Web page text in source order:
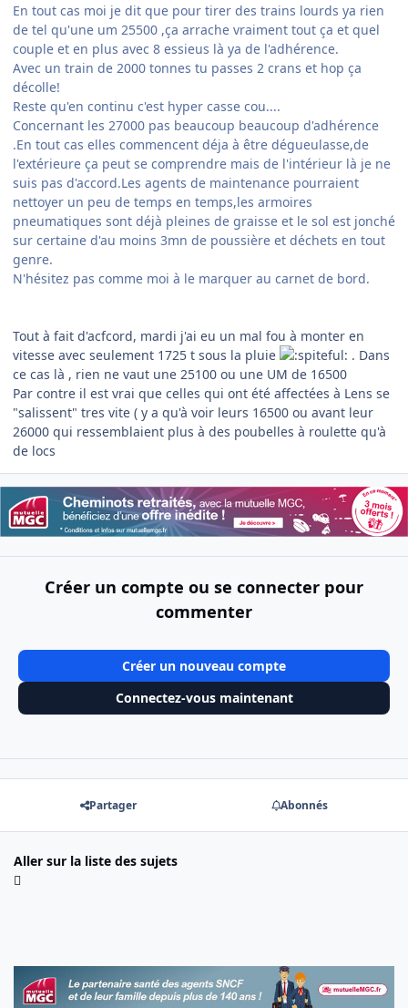
En tout cas moi je dit que pour tirer des trains lourds ya rien
de tel qu'une um 25500 ,ça arrache vraiment tout ça et quel
couple et en plus avec 8 essieus là ya de l'adhérence.
Avec un train de 2000 tonnes tu passes 2 crans et hop ça
décolle!
Reste qu'en continu c'est hyper casse cou....
Concernant les 27000 pas beaucoup beaucoup d'adhérence
.En tout cas elles commencent déja à être dégueulasse,de
l'extérieure ça peut se comprendre mais de l'intérieur là je ne
suis pas d'accord.Les agents de maintenance pourraient
nettoyer un peu de temps en temps,les armoires
pneumatiques sont déjà pleines de graisse et le sol est jonché
sur certaine d'au moins 3mn de poussière et déchets en tout
genre.
N'hésitez pas comme moi à le marquer au carnet de bord.
Tout à fait d'acfcord, mardi j'ai eu un mal fou à monter en
vitesse avec seulement 1725 t sous la pluie
. Dans
ce cas là , rien ne vaut une 25100 ou une UM de 16500
Par contre il est vrai que celles qui ont été affectées à Lens se
"salissent" tres vite ( y a qu'à voir leurs 16500 ou avant leur
26000 qui ressemblaient plus à des poubelles à roulette qu'à
de locs
Créer un compte ou se connecter pour
commenter
Créer un nouveau compte
Connectez-vous maintenant
Partager Abonnés
Aller sur la liste des sujets